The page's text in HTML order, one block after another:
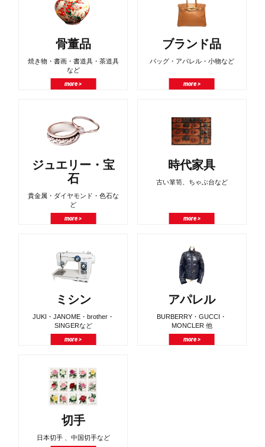
骨董品
焼き物・書画・書道具・茶道具
など
more >
ブランド品
バッグ・アパレル・小物など
more >
ジュエリー・宝
石
貴金属・ダイヤモンド・色石な
ど
more >
時代家具
古い箪笥、ちゃぶ台など
more >
ミシン
JUKI・JANOME・brother・
SINGERなど
more >
アパレル
BURBERRY・GUCCI・
MONCLER 他
more >
切手
日本切手 、中国切手など